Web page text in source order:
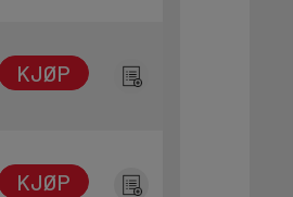
KJØP
KJØP